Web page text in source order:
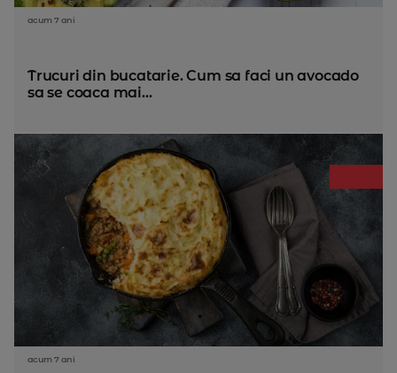
acum 7 ani
Trucuri din bucatarie. Cum sa faci un avocado
sa se coaca mai...
acum 7 ani